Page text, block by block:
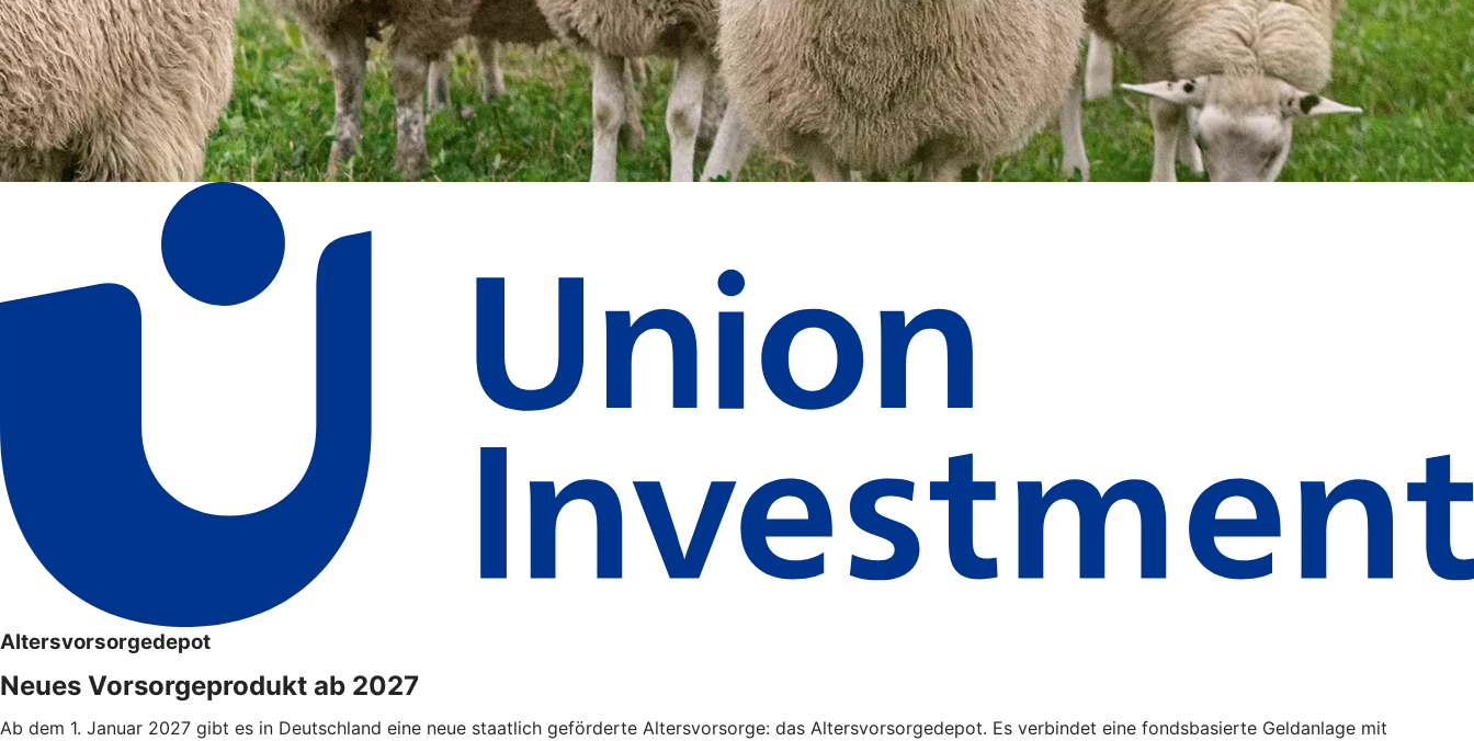
Altersvorsorgedepot
Neues Vorsorgeprodukt ab 2027
Ab dem 1. Januar 2027 gibt es in Deutschland eine neue staatlich geförderte Altersvorsorge: das Altersvorsorgedepot. Es verbindet eine fondsbasierte Geldanlage mit